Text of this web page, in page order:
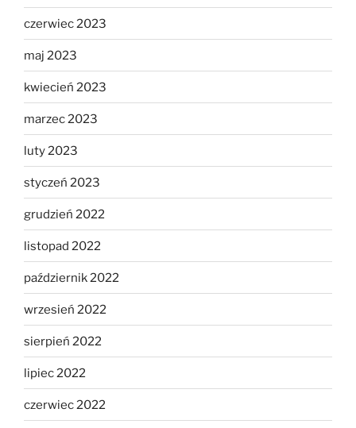
czerwiec 2023
maj 2023
kwiecień 2023
marzec 2023
luty 2023
styczeń 2023
grudzień 2022
listopad 2022
październik 2022
wrzesień 2022
sierpień 2022
lipiec 2022
czerwiec 2022